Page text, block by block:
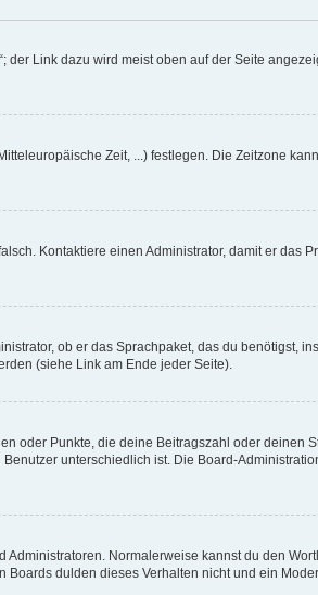
Link dazu wird meist oben auf der Seite
Zeit, ...) festlegen. Die Zeitzone
Kontaktiere einen Administrator, damit er das
ob er das Sprachpaket, das du benötigst,
(siehe Link am Ende jeder Seite).
oder Punkte, die deine Beitragszahl oder deinen
unterschiedlich ist. Die Board-
Normalerweise kannst du den
dulden dieses Verhalten nicht und ein